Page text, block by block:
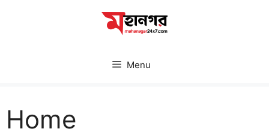
Menu
Home